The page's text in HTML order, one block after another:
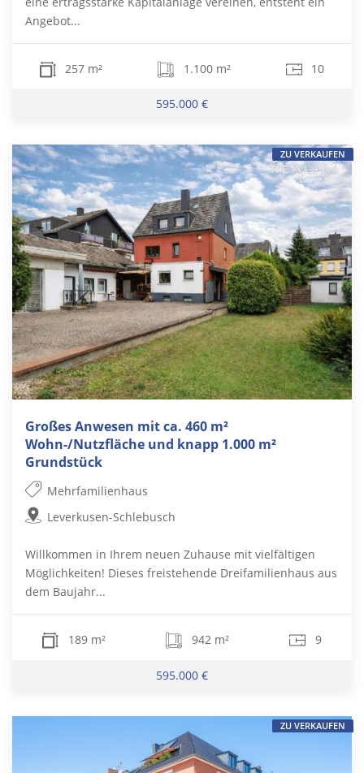
Angebot...
257 m² 1.100 m² 10
595.000 €
Großes Anwesen mit ca. 460 m²
Wohn-/Nutzfläche und knapp 1.000 m²
Grundstück
Mehrfamilienhaus
Leverkusen-Schlebusch
Willkommen in Ihrem neuen Zuhause mit vielfältigen
Möglichkeiten! Dieses freistehende Dreifamilienhaus aus
dem Baujahr...
189 m² 942 m² 9
595.000 €
ZU VERKAUFEN
ZU VERKAUFEN